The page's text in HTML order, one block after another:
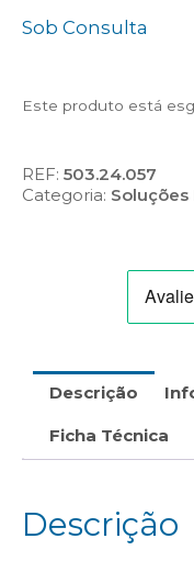
Sob Consulta
Este produto está
REF: 503.24.057
Categoria: Soluções
Descrição
Ficha Técnica
Descrição